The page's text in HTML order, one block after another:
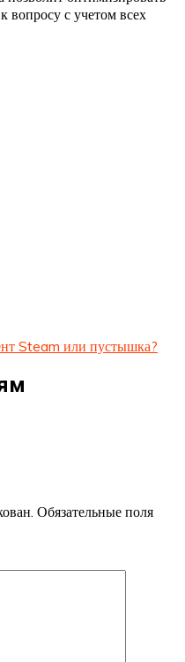
вопросу с учетом всех
Steam или пустышка?
Обязательные поля